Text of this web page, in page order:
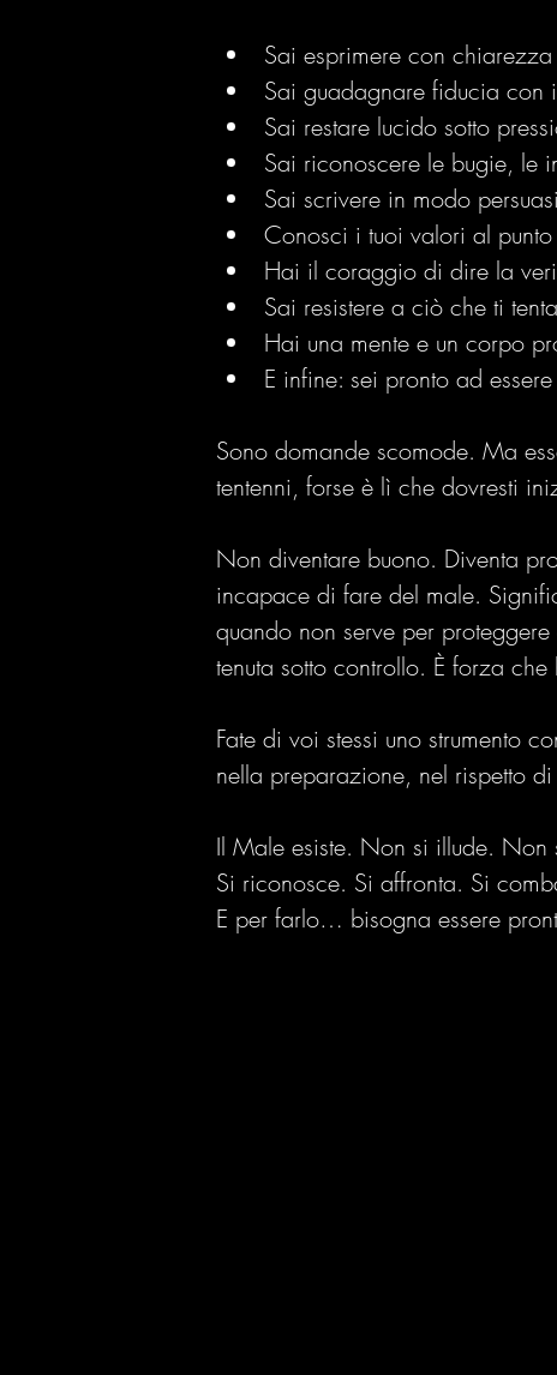
Sai esprimere con
Sai guadagnare fiducia con
Sai restare lucido sotto
Sai riconoscere le bugie, le
Sai scrivere in modo
Conosci i tuoi valori al
Hai il coraggio di dire la
Sai resistere a ciò che ti
Hai una mente e un corpo
E infine: sei pronto ad
Sono domande scomode. Ma
tentenni, forse è lì che dovresti
Non diventare buono. Diventa
incapace di fare del male.
quando non serve per
tenuta sotto controllo. È forza
Fate di voi stessi uno strumento
nella preparazione, nel rispetto
Il Male esiste. Non si illude. Non
Si riconosce. Si affronta. Si
E per farlo… bisogna essere